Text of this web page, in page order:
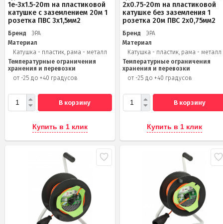
1e-3x1.5-20m на пластиковой
катушке c заземлением 20м 1
розетка ПВС 3х1,5мм2
Бренд
ЭРА
Материал
Катушка - пластик, рама - металл
Температурные ограничения
хранения и перевозки
от -25 до +40 градусов
В корзину
Купить в 1 клик
2x0.75-20m на пластиковой
катушке без заземления 1
розетка 20м ПВС 2х0,75мм2
Бренд
ЭРА
Материал
Катушка - пластик, рама - металл
Температурные ограничения
хранения и перевозки
от -25 до +40 градусов
В корзину
Купить в 1 клик